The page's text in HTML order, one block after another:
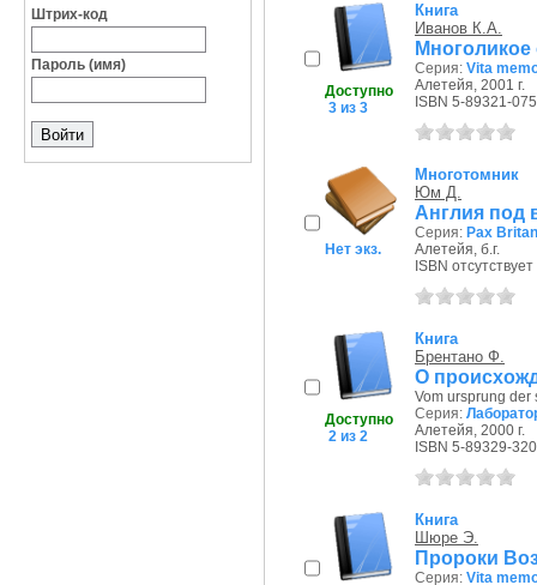
Штрих-код
Пароль (имя)
Доступно
3 из 3
Книга
Иванов К.А.
Многоликое
Серия: Vita
Алетейя, 2001 г.
ISBN 5-89321-
Нет экз.
Многотомник
Юм Д.
Англия под
Серия: Pax
Алетейя, б.г.
ISBN отсутствует
Доступно
2 из 2
Книга
Брентано Ф.
О
Vom ursprung der
Серия:
Алетейя, 2000 г.
ISBN 5-89329-
Книга
Шюре Э.
Пророки
Серия: Vita